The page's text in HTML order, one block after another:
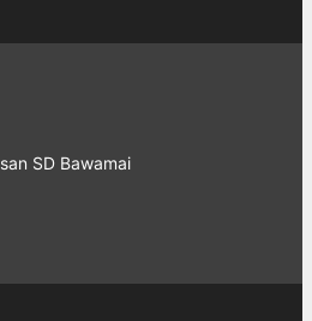
SD Bawamai